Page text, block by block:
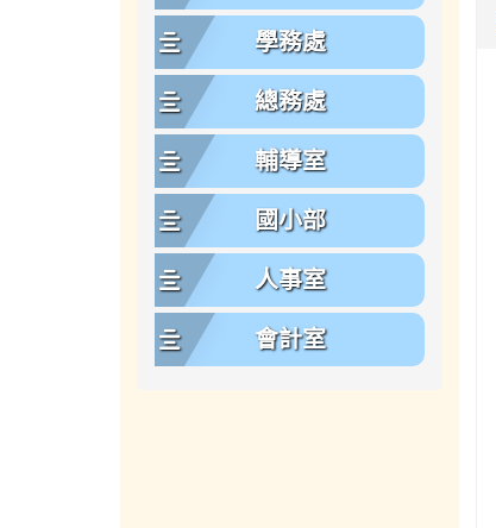
學務處
總務處
輔導室
國小部
人事室
會計室